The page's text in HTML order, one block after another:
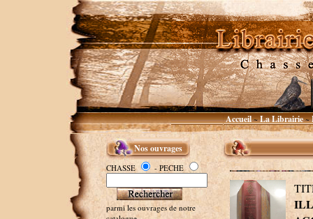
Accueil~La Librairie~
Nos ouvrages
CHASSE - PECHE
parmi les ouvrages de notre